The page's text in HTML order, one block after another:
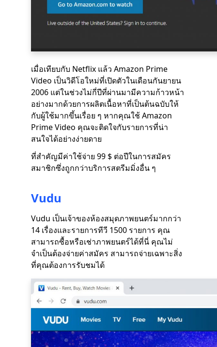
เมื่อเทียบกับ Netflix แล้ว Amazon Prime
Video เป็นวิดีโอใหม่ที่เปิดตัวในเดือนกันยายน
2006 แต่ในช่วงไม่กี่ปีที่ผ่านมามีความก้าวหน้า
อย่างมากด้วยการผลิตเนื้อหาที่เป็นต้นฉบับให้
กับผู้ใช้มากขึ้นเรื่อย ๆ หากคุณใช้ Amazon
Prime Video คุณจะติดใจกับรายการที่น่า
สนใจได้อย่างง่ายดาย
ที่สำคัญมีค่าใช้จ่าย 99 $ ต่อปีในการสมัคร
สมาชิกซึ่งถูกกว่าบริการสตรีมมิ่งอื่น ๆ
Vudu
Vudu เป็นเจ้าของห้องสมุดภาพยนตร์มากกว่า
14 เรื่องและรายการทีวี 1500 รายการ คุณ
สามารถซื้อหรือเช่าภาพยนตร์ได้ที่นี่ คุณไม่
จำเป็นต้องจ่ายค่าสมัคร สามารถจ่ายเฉพาะสิ่ง
ที่คุณต้องการรับชมได้